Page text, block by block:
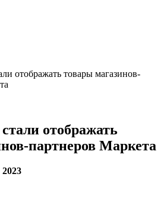
отображать товары магазинов-
отображать
партнеров Маркета